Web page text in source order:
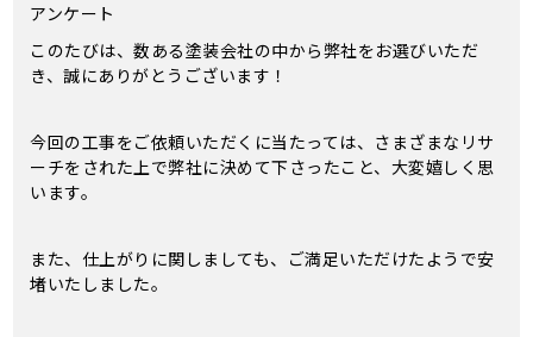
アンケート
このたびは、数ある塗装会社の中から弊社をお選びいただ
き、誠にありがとうございます！
今回の工事をご依頼いただくに当たっては、さまざまなリサ
ーチをされた上で弊社に決めて下さったこと、大変嬉しく思
います。
また、仕上がりに関しましても、ご満足いただけたようで安
堵いたしました。